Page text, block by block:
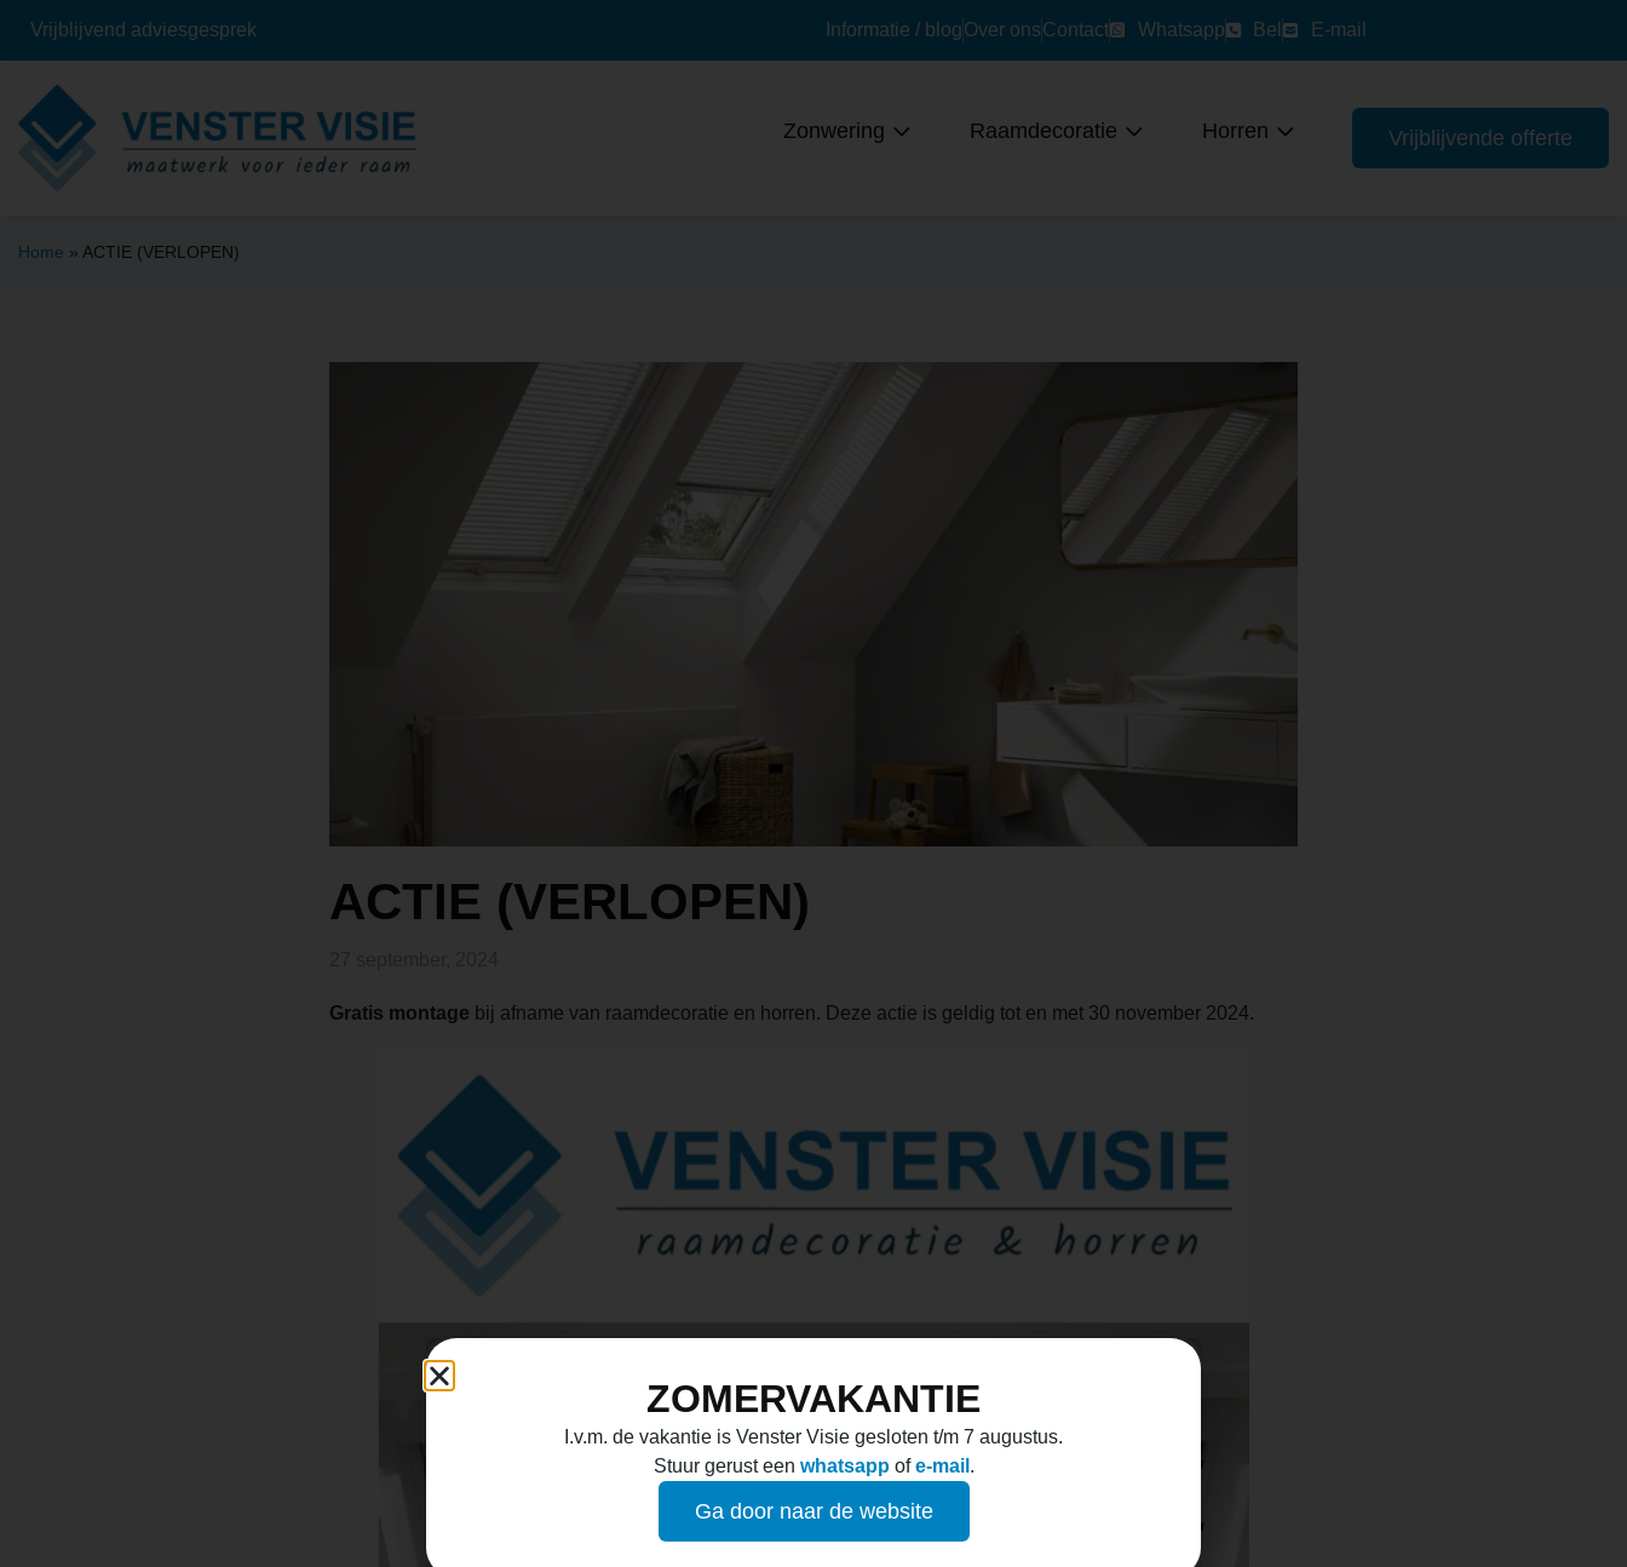
Vrijblijvend adviesgesprek Informatie / blogOver onsContact Whatsapp Bel E-mail
Zonwering Raamdecoratie Horren Vrijblijvende offerte
Home » ACTIE (VERLOPEN)
ACTIE (VERLOPEN)
Gratis montage bij afname van raamdecoratie en horren. Deze actie is geldig tot en met 30 november 2024.
ZOMERVAKANTIE
I.v.m. de vakantie is Venster Visie gesloten t/m 7 augustus.
Stuur gerust een whatsappofe-mail .
Ga door naar de website